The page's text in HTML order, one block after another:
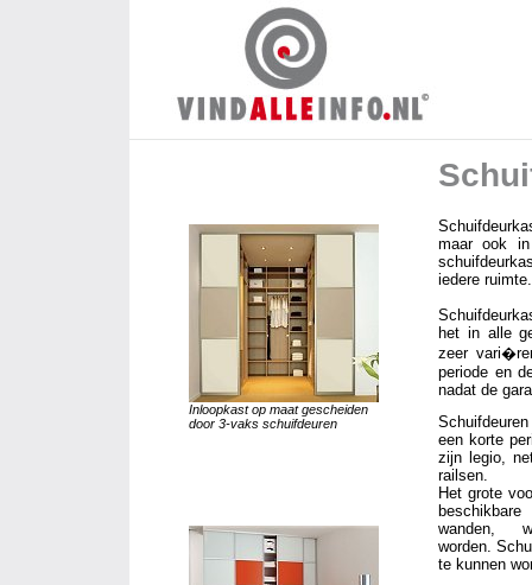
Inloopkast op maat gescheiden
door 3-vaks schuifdeuren
maar ook in
iedere ruimte.
het in alle
zeer
periode en
nadat de
Schuifdeuren
een korte
zijn legio,
railsen.
Het grote
wanden,
worden.
te kunnen